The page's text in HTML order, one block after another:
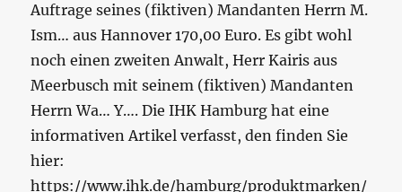
Auftrage seines (fiktiven) Mandanten Herrn M.
Ism… aus Hannover 170,00 Euro. Es gibt wohl
noch einen zweiten Anwalt, Herr Kairis aus
Meerbusch mit seinem (fiktiven) Mandanten
Herrn Wa… Y…. Die IHK Hamburg hat eine
informativen Artikel verfasst, den finden Sie
hier:
https://www.ihk.de/hamburg/produktmarken/